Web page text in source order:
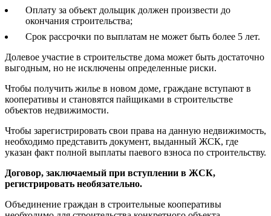
Оплату за объект дольщик должен произвести до
окончания строительства;
Срок рассрочки по выплатам не может быть более 5 лет.
Долевое участие в строительстве дома может быть достаточно
выгодным, но не исключены определенные риски.
Чтобы получить жилье в новом доме, граждане вступают в
кооперативы и становятся пайщиками в строительстве
объектов недвижимости.
Чтобы зарегистрировать свои права на данную недвижимость,
необходимо представить документ, выданный ЖСК, где
указан факт полной выплаты паевого взноса по строительству.
Договор, заключаемый при вступлении в ЖСК,
регистрировать необязательно.
Объединение граждан в строительные кооперативы